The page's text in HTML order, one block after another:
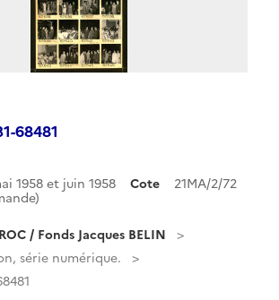
68481
1958 et juin 1958 Cote
21MA/2/72
/ Fonds Jacques BELIN
série numérique.